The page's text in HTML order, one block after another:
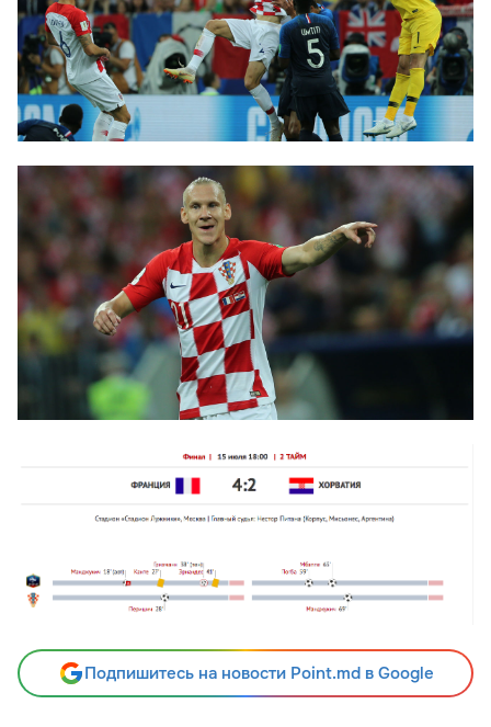
Подпишитесь на новости Point.md в Google